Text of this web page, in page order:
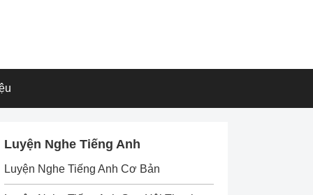
Luyện Nghe Tiếng Anh
Luyện Nghe Tiếng Anh Cơ Bản